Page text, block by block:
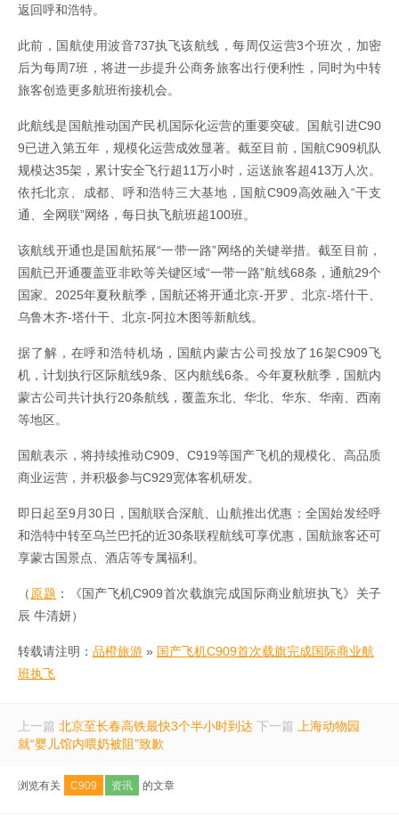
返回呼和浩特。
此前，国航使用波音737执飞该航线，每周仅运营3个班次，加密
后为每周7班，将进一步提升公商务旅客出行便利性，同时为中转
旅客创造更多航班衔接机会。
此航线是国航推动国产民机国际化运营的重要突破。国航引进C90
9已进入第五年，规模化运营成效显著。截至目前，国航C909机队
规模达35架，累计安全飞行超11万小时，运送旅客超413万人次。
依托北京、成都、呼和浩特三大基地，国航C909高效融入“干支
通、全网联”网络，每日执飞航班超100班。
该航线开通也是国航拓展“一带一路”网络的关键举措。截至目前，
国航已开通覆盖亚非欧等关键区域“一带一路”航线68条，通航29个
国家。2025年夏秋航季，国航还将开通北京-开罗、北京-塔什干、
乌鲁木齐-塔什干、北京-阿拉木图等新航线。
据了解，在呼和浩特机场，国航内蒙古公司投放了16架C909飞
机，计划执行区际航线9条、区内航线6条。今年夏秋航季，国航内
蒙古公司共计执行20条航线，覆盖东北、华北、华东、华南、西南
等地区。
国航表示，将持续推动C909、C919等国产飞机的规模化、高品质
商业运营，并积极参与C929宽体客机研发。
即日起至9月30日，国航联合深航、山航推出优惠：全国始发经呼
和浩特中转至乌兰巴托的近30条联程航线可享优惠，国航旅客还可
享蒙古国景点、酒店等专属福利。
（原题 ：《国产飞机C909首次载旗完成国际商业航班执飞》关子
辰 牛清妍）
转载请注明： 品橙旅游 » 国产飞机C909首次载旗完成国际商业航
班执飞
上一篇 北京至长春高铁最快3个半小时到达 下一篇 上海动物园
就“婴儿馆内喂奶被阻”致歉
浏览有关 C909 资讯 的文章